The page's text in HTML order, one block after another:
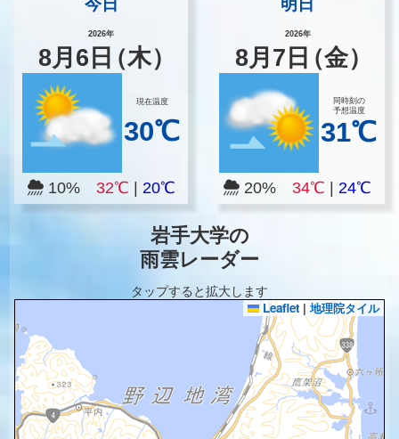
2026年
8月 6 日（木）
現在温度
30℃
10% 32℃ 20℃
2026年
8月 7 日（金）
同時刻の
予想温度
31℃
20%34℃ |24℃
岩手大学の
雨雲レーダー
タップすると拡大します
Leaflet | 地理院タイル